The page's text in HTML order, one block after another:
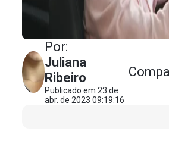
Por:
Juliana
Ribeiro
Publicado em 23 de
abr. de 2023 09:19:16